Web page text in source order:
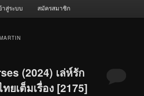
าสู่ระบบ สมัครสมาชิก
(2024) เล่ห์รัก
ยเต็มเรื่อง [2175]